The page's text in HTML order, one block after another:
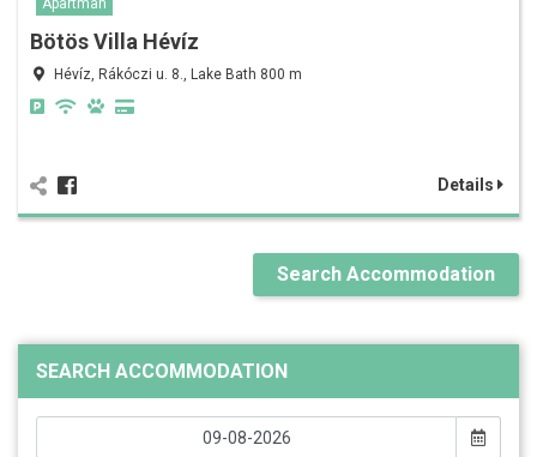
Bötös Villa Hévíz
Hévíz, Rákóczi u. 8., Lake Bath 800 m
Details
Search Accommodation
SEARCH ACCOMMODATION